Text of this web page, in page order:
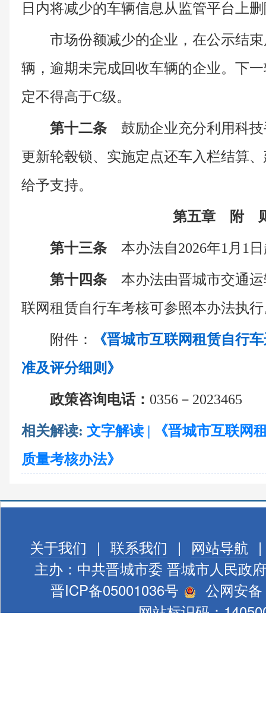
日内将减少的车辆信息从监管平台上
市场份额减少的企业，在公示结
辆，逾期未完成回收车辆的企业。下
定不得高于C级。
第十二条 鼓励企业充分利用科
更新轮毂锁、实施定点还车入栏结算
给予支持。
第五章 附
第十三条 本办法自2026年1月1
第十四条 本办法由晋城市交通
联网租赁自行车考核可参照本办法执
附件：
《晋城市互联网租赁自行
准及评分细则》
政策咨询电话： 0356－2023465
相关解读: 文字解读 | 《晋城市互联网
质量考核办法》
关于我们 | 联系我们 | 网站导航 |
主办：中共晋城市委 晋城市人民政府
晋ICP备05001036号
公网安
网站标识码：